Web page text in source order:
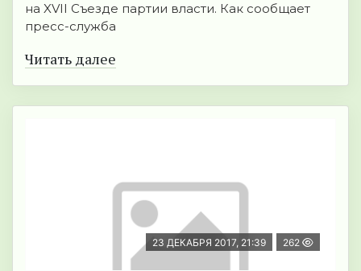
на XVII Съезде партии власти. Как сообщает
пресс-служба
Читать далее
23 ДЕКАБРЯ 2017, 21:39 262